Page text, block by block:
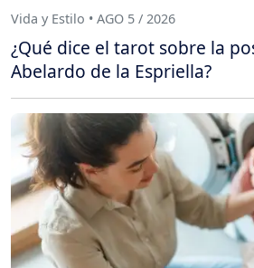
Vida y Estilo • AGO 5 / 2026
¿Qué dice el tarot sobre la
Abelardo de la Espriella?